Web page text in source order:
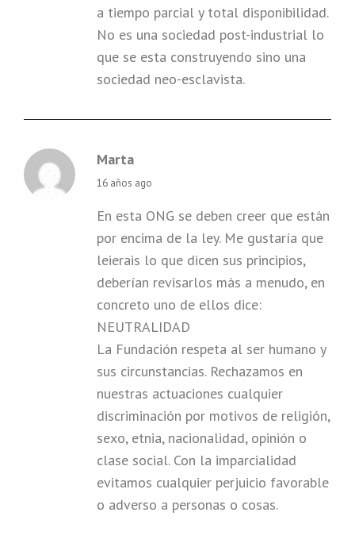
a tiempo parcial y total disponibilidad.
No es una sociedad post-industrial lo
que se esta construyendo sino una
sociedad neo-esclavista.
Marta
says:
16 años ago
En esta ONG se deben creer que están
por encima de la ley. Me gustaría que
leierais lo que dicen sus principios,
deberían revisarlos más a menudo, en
concreto uno de ellos dice:
NEUTRALIDAD
La Fundación respeta al ser humano y
sus circunstancias. Rechazamos en
nuestras actuaciones cualquier
discriminación por motivos de religión,
sexo, etnia, nacionalidad, opinión o
clase social. Con la imparcialidad
evitamos cualquier perjuicio favorable
o adverso a personas o cosas.